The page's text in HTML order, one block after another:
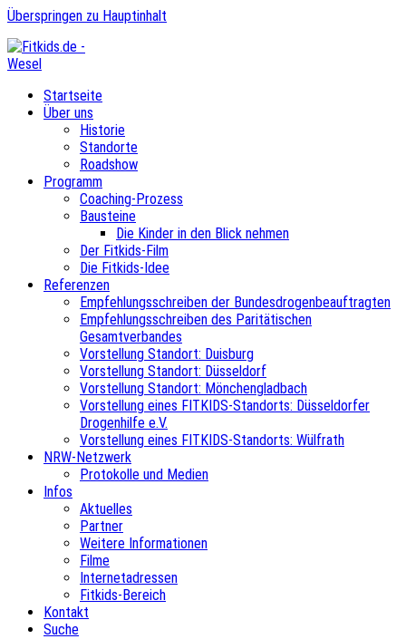
Überspringen zu Hauptinhalt
Startseite
Über uns
Historie
Standorte
Roadshow
Programm
Coaching-Prozess
Bausteine
Die Kinder in den Blick nehmen
Der Fitkids-Film
Die Fitkids-Idee
Referenzen
Empfehlungsschreiben der Bundesdrogenbeauftragten
Empfehlungsschreiben des Paritätischen
Gesamtverbandes
Vorstellung Standort: Duisburg
Vorstellung Standort: Düsseldorf
Vorstellung Standort: Mönchengladbach
Vorstellung eines FITKIDS-Standorts: Düsseldorfer
Drogenhilfe e.V.
Vorstellung eines FITKIDS-Standorts: Wülfrath
NRW-Netzwerk
Protokolle und Medien
Infos
Aktuelles
Partner
Weitere Informationen
Filme
Internetadressen
Fitkids-Bereich
Kontakt
Suche